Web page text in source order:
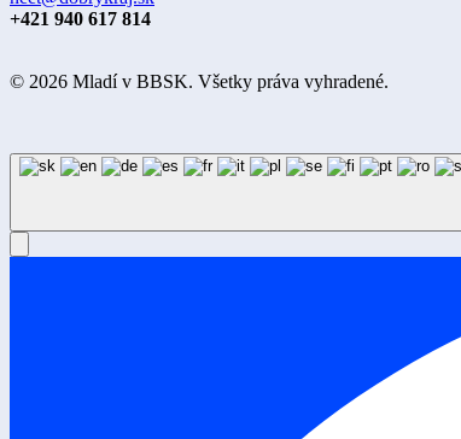
+421 940 617 814
© 2026 Mladí v BBSK. Všetky práva vyhradené.